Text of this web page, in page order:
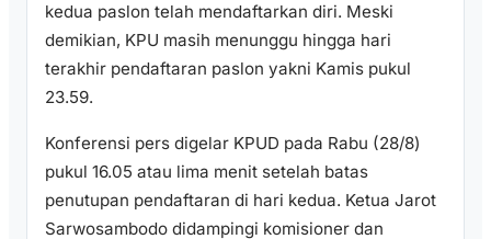
kedua paslon telah mendaftarkan diri. Meski
demikian, KPU masih menunggu hingga hari
terakhir pendaftaran paslon yakni Kamis pukul
23.59.
Konferensi pers digelar KPUD pada Rabu (28/8)
pukul 16.05 atau lima menit setelah batas
penutupan pendaftaran di hari kedua. Ketua Jarot
Sarwosambodo didampingi komisioner dan